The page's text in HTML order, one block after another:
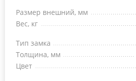
Размер внешний, мм
Вес, кг
Тип замка
Толщина, мм
Цвет